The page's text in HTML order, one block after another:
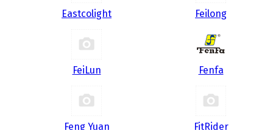
Eastcolight Feilong
FeiLun Fenfa
Feng Yuan FitRider